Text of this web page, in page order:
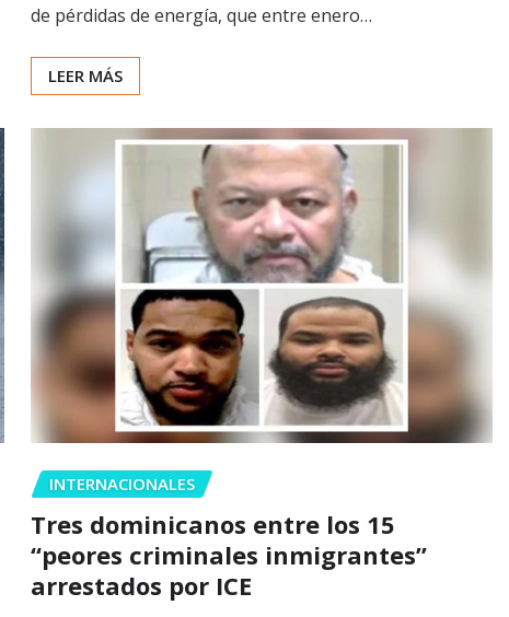
de pérdidas de energía, que entre enero…
LEER MÁS
INTERNACIONALES
Tres dominicanos entre los 15
“peores criminales inmigrantes”
arrestados por ICE